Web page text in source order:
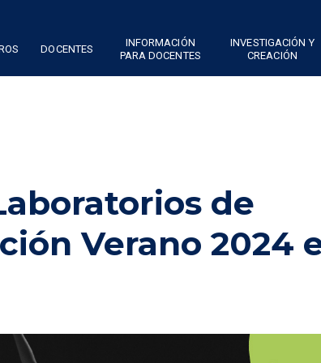
DOCENTES
INFORMACIÓN
PARA DOCENTES
INVESTIGACIÓN Y
CREACIÓN
de
Verano 2024